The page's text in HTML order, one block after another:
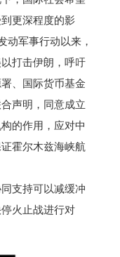
更深程度的影
动军事行动以来，
打击伊朗，呼吁
、国际货币基金
声明，同意成立
的作用，应对中
霍尔木兹海峡航
支持可以减缓冲
火止战进行对